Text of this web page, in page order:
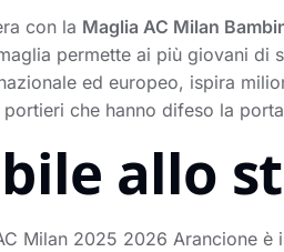
con la Maglia AC Milan
permette ai più giovani
ed europeo, ispira
che hanno difeso la
allo
Milan 2025 2026 Arancione